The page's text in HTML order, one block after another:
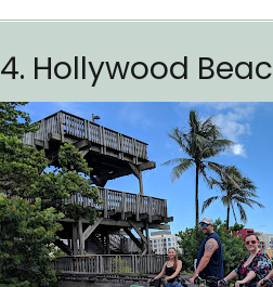
4. Hollywood